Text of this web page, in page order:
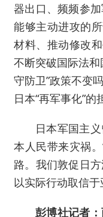
器出口、频频参
能够主动进攻的
材料、推动修改
不断突破国际法
守防卫”政策不变
日本“再军事化”的
日本军国主
本人民带来灾祸
路。我们敦促日
以实际行动取信于
彭博社记者